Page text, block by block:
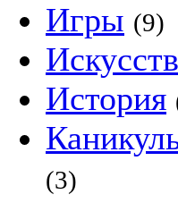
Игры (9)
История
(3)